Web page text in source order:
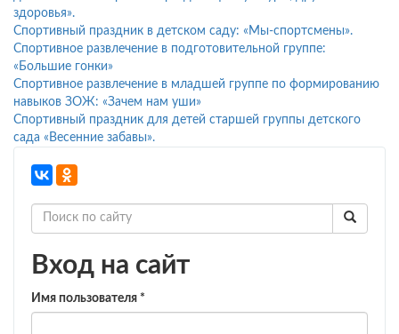
здоровья».
Спортивный праздник в детском саду: «Мы-спортсмены».
Спортивное развлечение в подготовительной группе:
«Большие гонки»
Спортивное развлечение в младшей группе по формированию
навыков ЗОЖ: «Зачем нам уши»
Спортивный праздник для детей старшей группы детского
сада «Весенние забавы».
Вход на сайт
Имя пользователя *